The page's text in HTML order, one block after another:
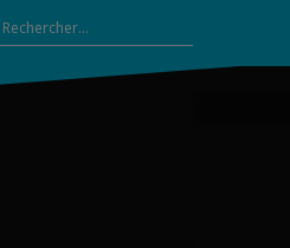
Rechercher :